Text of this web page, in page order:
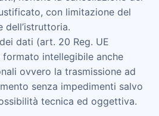
con limitazione del
dell’istruttoria.
dati (art. 20 Reg. UE
intellegibile anche
ovvero la trasmissione ad
senza impedimenti salvo
tecnica ed oggettiva.